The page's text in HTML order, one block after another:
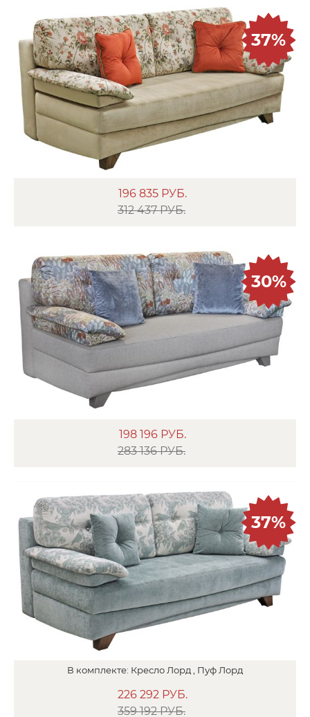
196 835 РУБ.
312 437 РУБ.
37%
198 196 РУБ.
283 136 РУБ.
30%
В комплекте: КреслоЛорд , ПуфЛорд
226 292 РУБ.
359 192 РУБ.
37%